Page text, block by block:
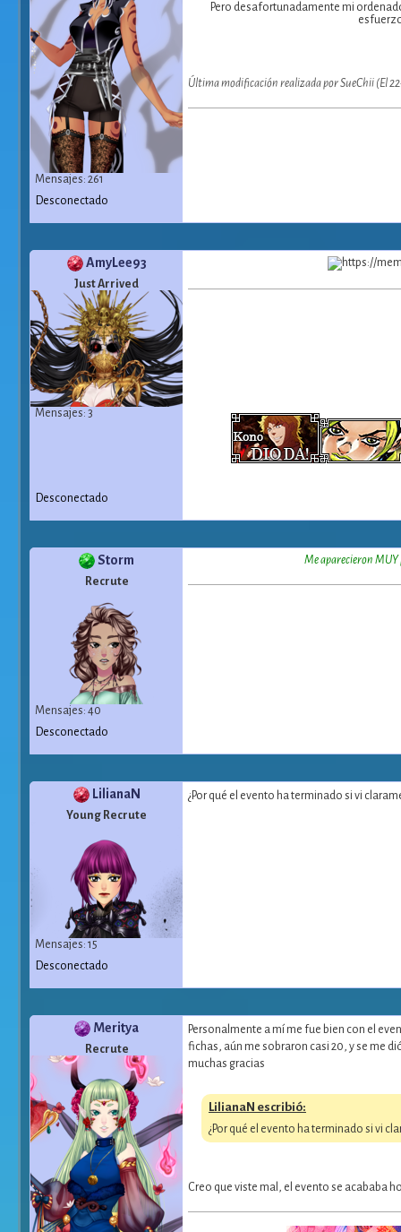
Mensajes: 261
Pero desafortunadamente mi
Última modificación realizada por SueChii (El
Desconectado
AmyLee93
Just Arrived
Mensajes: 3
Desconectado
Storm
Recrute
Mensajes: 40
Me aparecieron MUY
Desconectado
LilianaN
Young Recrute
Mensajes: 15
¿Por qué el evento ha terminado si vi
Desconectado
Meritya
Recrute
Personalmente a mí me fue bien con el
fichas, aún me sobraron casi 20, y se me
muchas gracias
LilianaN escribió:
¿Por qué el evento ha terminado si vi
Creo que viste mal, el evento se acababa